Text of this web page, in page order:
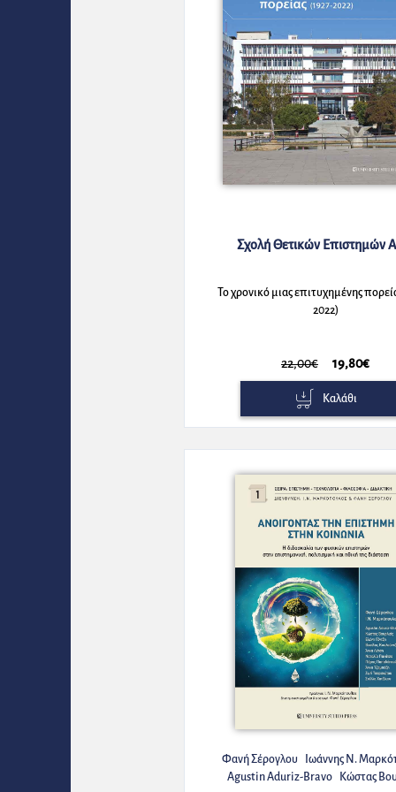
Σχολή Θετικών Επιστημών
Το χρονικό μιας επιτυχημένης
2022)
22,00€ 19,80€
Καλάθι
Φανή Σέρογλου
Ιωάννης Ν.
Agustin Aduriz-Bravo
Κώστας